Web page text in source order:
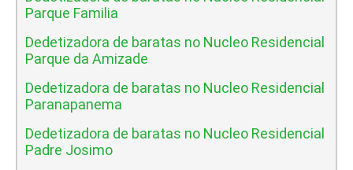
Parque Familia
Dedetizadora de baratas no Nucleo Residencial
Parque da Amizade
Dedetizadora de baratas no Nucleo Residencial
Paranapanema
Dedetizadora de baratas no Nucleo Residencial
Padre Josimo